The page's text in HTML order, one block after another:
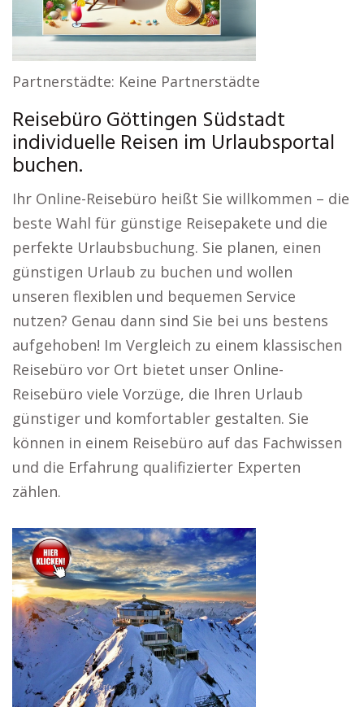
Partnerstädte: Keine Partnerstädte
Reisebüro Göttingen Südstadt
individuelle Reisen im Urlaubsportal
buchen.
Ihr Online-Reisebüro heißt Sie willkommen – die
beste Wahl für günstige Reisepakete und die
perfekte Urlaubsbuchung. Sie planen, einen
günstigen Urlaub zu buchen und wollen
unseren flexiblen und bequemen Service
nutzen? Genau dann sind Sie bei uns bestens
aufgehoben! Im Vergleich zu einem klassischen
Reisebüro vor Ort bietet unser Online-
Reisebüro viele Vorzüge, die Ihren Urlaub
günstiger und komfortabler gestalten. Sie
können in einem Reisebüro auf das Fachwissen
und die Erfahrung qualifizierter Experten
zählen.